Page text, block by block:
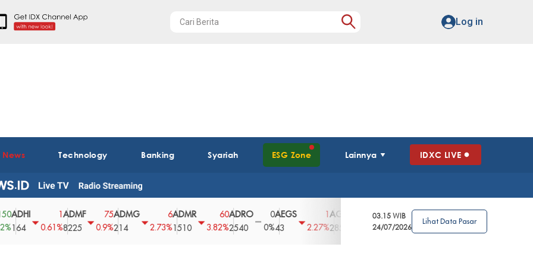
Log in
Technology Banking Syariah ESG Zone Lainnya IDXC LIVE
0.61%
ADMF
8225
75
0.9%
ADMG
214
2.73%
ADMR
1510
60
3.82%
ADRO
2540
0
0%
AEGS
2.27% 2850
3.39%
AGRO
148
4
2.63%
0%
03.15 WIB
24/07/2026
Lihat Data Pasar